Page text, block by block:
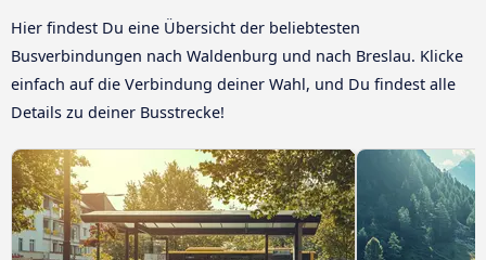
Hier findest Du eine Übersicht der beliebtesten
Busverbindungen nach Waldenburg und nach Breslau. Klicke
einfach auf die Verbindung deiner Wahl, und Du findest alle
Details zu deiner Busstrecke!